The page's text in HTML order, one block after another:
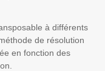
à différents
de résolution
en fonction des